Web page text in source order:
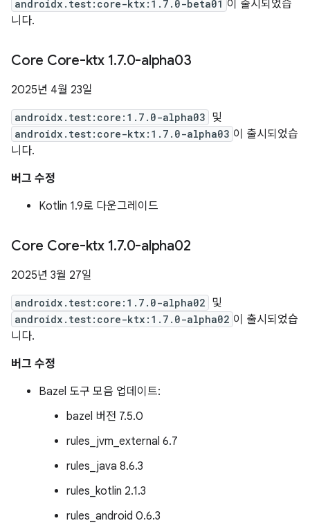
androidx.test:core-ktx:1.7.0-beta01 이 출시되었습
니다.
Core Core-ktx 1.7.0-alpha03
2025년 4월 23일
androidx.test:core:1.7.0-alpha03 및
androidx.test:core-ktx:1.7.0-alpha03 이 출시되었습
니다.
버그 수정
Kotlin 1.9로 다운그레이드
Core Core-ktx 1.7.0-alpha02
2025년 3월 27일
androidx.test:core:1.7.0-alpha02 및
androidx.test:core-ktx:1.7.0-alpha02 이 출시되었습
니다.
버그 수정
Bazel 도구 모음 업데이트:
bazel 버전 7.5.0
rules_jvm_external 6.7
rules_java 8.6.3
rules_kotlin 2.1.3
rules_android 0.6.3